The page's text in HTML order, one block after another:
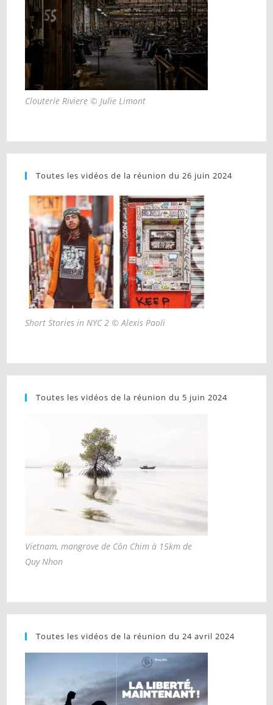
Clouterie Riviere © Julie Limont
Toutes les vidéos de la réunion du 26 juin 2024
Short Stories in NYC 2 © Alexis Paoli
Toutes les vidéos de la réunion du 5 juin 2024
Vietnam, mangrove de Côn Chim à 15km de
Quy Nhon
Toutes les vidéos de la réunion du 24 avril 2024